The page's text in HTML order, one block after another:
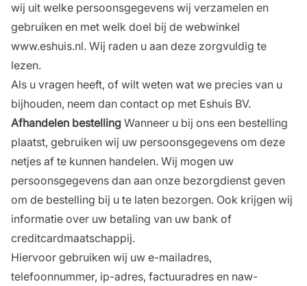
wij uit welke persoonsgegevens wij verzamelen en
gebruiken en met welk doel bij de webwinkel
www.eshuis.nl. Wij raden u aan deze zorgvuldig te
lezen.
Als u vragen heeft, of wilt weten wat we precies van u
bijhouden, neem dan contact op met Eshuis BV.
Afhandelen bestelling Wanneer u bij ons een bestelling
plaatst, gebruiken wij uw persoonsgegevens om deze
netjes af te kunnen handelen. Wij mogen uw
persoonsgegevens dan aan onze bezorgdienst geven
om de bestelling bij u te laten bezorgen. Ook krijgen wij
informatie over uw betaling van uw bank of
creditcardmaatschappij.
Hiervoor gebruiken wij uw e-mailadres,
telefoonnummer, ip-adres, factuuradres en naw-